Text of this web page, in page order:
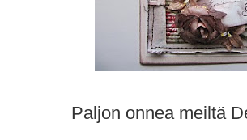
Paljon onnea meiltä